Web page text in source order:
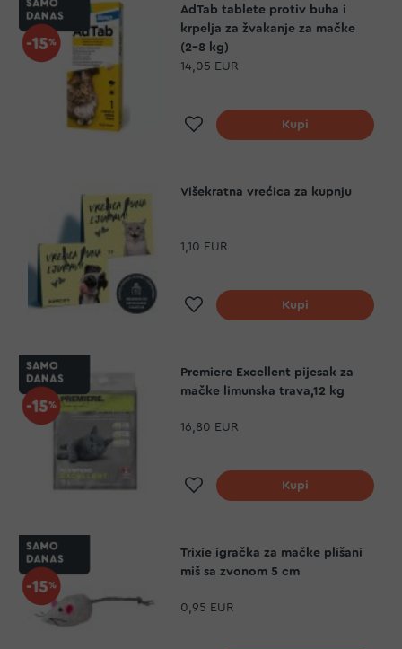
AdTab tablete protiv buha i
krpelja za žvakanje za mačke
(2-8 kg)
14,05 EUR
Dodaj na listu želja
Kupi
Višekratna vrećica za kupnju
1,10 EUR
Dodaj na listu želja
Kupi
Premiere Excellent pijesak za
mačke limunska trava,12 kg
16,80 EUR
Dodaj na listu želja
Kupi
Trixie igračka za mačke plišani
miš sa zvonom 5 cm
0,95 EUR